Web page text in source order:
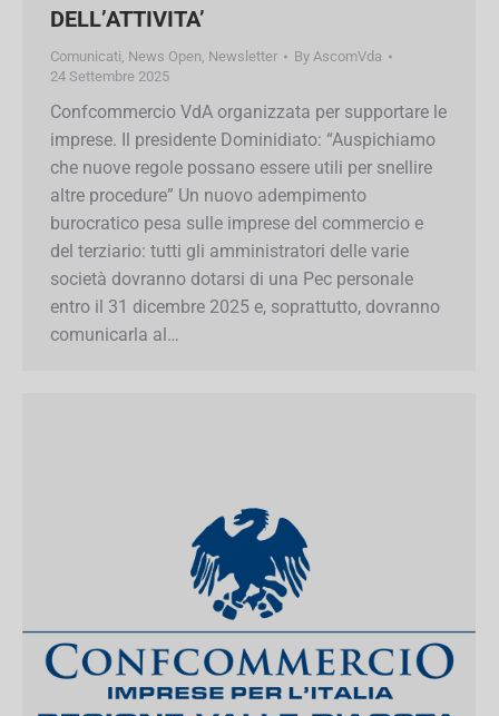
24 Settembre 2025
Confcommercio VdA organizzata per supportare
le imprese. Il presidente Dominidiato:
“Auspichiamo che nuove regole possano essere
utili per snellire altre procedure” Un nuovo
adempimento burocratico pesa sulle imprese del
commercio e del terziario: tutti gli amministratori
delle varie società dovranno dotarsi di una Pec
personale entro il 31 dicembre 2025 e,
soprattutto, dovranno comunicarla al…